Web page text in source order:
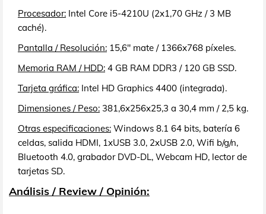
Procesador: Intel Core i5-4210U (2x1,70 GHz / 3 MB
caché).
Pantalla / Resolución: 15,6" mate / 1366x768 píxeles.
Memoria RAM / HDD: 4 GB RAM DDR3 / 120 GB SSD.
Tarjeta gráfica: Intel HD Graphics 4400 (integrada).
Dimensiones / Peso: 381,6x256x25,3 a 30,4 mm / 2,5 kg.
Otras especificaciones: Windows 8.1 64 bits, batería 6
celdas, salida HDMI, 1xUSB 3.0, 2xUSB 2.0, Wifi b/g/n,
Bluetooth 4.0, grabador DVD-DL, Webcam HD, lector de
tarjetas SD.
Análisis / Review / Opinión: